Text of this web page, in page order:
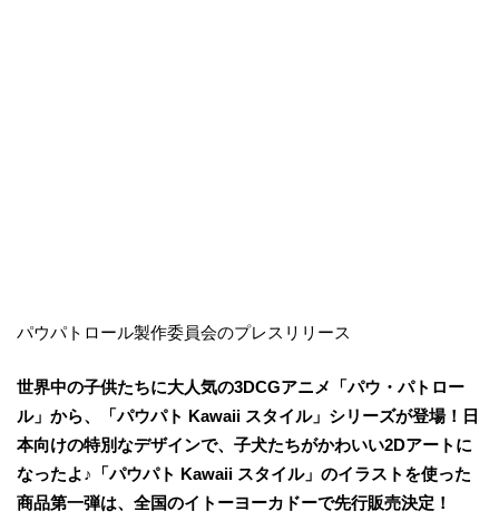
パウパトロール製作委員会のプレスリリース
世界中の子供たちに大人気の3DCGアニメ「パウ・パトロー
ル」から、「パウパト Kawaii スタイル」シリーズが登場！日
本向けの特別なデザインで、子犬たちがかわいい2Dアートに
なったよ♪「パウパト Kawaii スタイル」のイラストを使った
商品第一弾は、全国のイトーヨーカドーで先行販売決定！